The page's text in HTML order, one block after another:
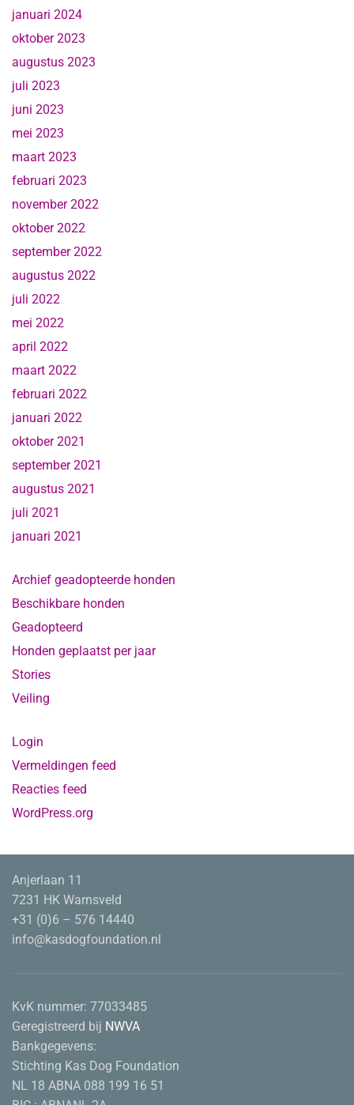
januari 2024
oktober 2023
augustus 2023
juli 2023
juni 2023
mei 2023
maart 2023
februari 2023
november 2022
oktober 2022
september 2022
augustus 2022
juli 2022
mei 2022
april 2022
maart 2022
februari 2022
januari 2022
oktober 2021
september 2021
augustus 2021
juli 2021
januari 2021
Archief geadopteerde honden
Beschikbare honden
Geadopteerd
Honden geplaatst per jaar
Stories
Veiling
Login
Vermeldingen feed
Reacties feed
WordPress.org
Anjerlaan 11
7231 HK Warnsveld
+31 (0)6 – 576 14440
info@kasdogfoundation.nl
KvK nummer: 77033485
Geregistreerd bij NWVA
Bankgegevens:
Stichting Kas Dog Foundation
NL 18 ABNA 088 199 16 51